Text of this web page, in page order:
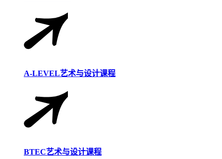
A-LEVEL艺术与设计课程
BTEC艺术与设计课程